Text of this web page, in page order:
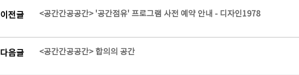
이전글 <공간간공공간> '공간점유' 프로그램 사전 예약 안내 - 디자인1978
다음글 <공간간공공간> 합의의 공간